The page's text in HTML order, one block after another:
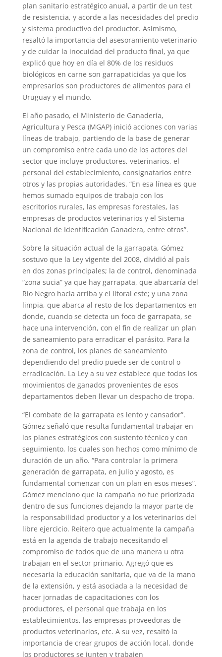
plan sanitario estratégico anual, a partir de un test
de resistencia, y acorde a las necesidades del predio
y sistema productivo del productor. Asimismo,
resaltó la importancia del asesoramiento veterinario
y de cuidar la inocuidad del producto final, ya que
explicó que hoy en día el 80% de los residuos
biológicos en carne son garrapaticidas ya que los
empresarios son productores de alimentos para el
Uruguay y el mundo.
El año pasado, el Ministerio de Ganadería,
Agricultura y Pesca (MGAP) inició acciones con varias
líneas de trabajo, partiendo de la base de generar
un compromiso entre cada uno de los actores del
sector que incluye productores, veterinarios, el
personal del establecimiento, consignatarios entre
otros y las propias autoridades. “En esa línea es que
hemos sumado equipos de trabajo con los
escritorios rurales, las empresas forestales, las
empresas de productos veterinarios y el Sistema
Nacional de Identificación Ganadera, entre otros”.
Sobre la situación actual de la garrapata, Gómez
sostuvo que la Ley vigente del 2008, dividió al país
en dos zonas principales; la de control, denominada
“zona sucia” ya que hay garrapata, que abarcaría del
Río Negro hacia arriba y el litoral este; y una zona
limpia, que abarca al resto de los departamentos en
donde, cuando se detecta un foco de garrapata, se
hace una intervención, con el fin de realizar un plan
de saneamiento para erradicar el parásito. Para la
zona de control, los planes de saneamiento
dependiendo del predio puede ser de control o
erradicación. La Ley a su vez establece que todos los
movimientos de ganados provenientes de esos
departamentos deben llevar un despacho de tropa.
“El combate de la garrapata es lento y cansador”.
Gómez señaló que resulta fundamental trabajar en
los planes estratégicos con sustento técnico y con
seguimiento, los cuales son hechos como mínimo de
duración de un año. “Para controlar la primera
generación de garrapata, en julio y agosto, es
fundamental comenzar con un plan en esos meses”.
Gómez menciono que la campaña no fue priorizada
dentro de sus funciones dejando la mayor parte de
la responsabilidad productor y a los veterinarios del
libre ejercicio. Reitero que actualmente la campaña
está en la agenda de trabajo necesitando el
compromiso de todos que de una manera u otra
trabajan en el sector primario. Agregó que es
necesaria la educación sanitaria, que va de la mano
de la extensión, y está asociada a la necesidad de
hacer jornadas de capacitaciones con los
productores, el personal que trabaja en los
establecimientos, las empresas proveedoras de
productos veterinarios, etc. A su vez, resaltó la
importancia de crear grupos de acción local, donde
los productores se junten y trabajen